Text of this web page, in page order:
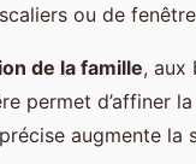
ou de
de la famille, aux
permet d’affiner
augmente